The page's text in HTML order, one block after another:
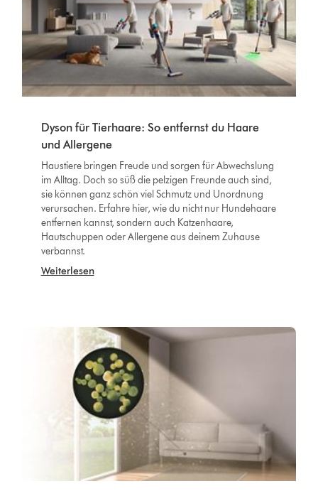
Dyson für Tierhaare: So entfernst du Haare
und Allergene
Haustiere bringen Freude und sorgen für Abwechslung
im Alltag. Doch so süß die pelzigen Freunde auch sind,
sie können ganz schön viel Schmutz und Unordnung
verursachen. Erfahre hier, wie du nicht nur Hundehaare
entfernen kannst, sondern auch Katzenhaare,
Hautschuppen oder Allergene aus deinem Zuhause
verbannst.
Weiterlesen